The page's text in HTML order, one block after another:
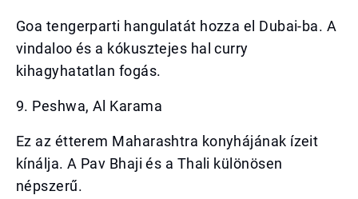
Goa tengerparti hangulatát hozza el Dubai-ba. A
vindaloo és a kókusztejes hal curry
kihagyhatatlan fogás.
9. Peshwa, Al Karama
Ez az étterem Maharashtra konyhájának ízeit
kínálja. A Pav Bhaji és a Thali különösen
népszerű.